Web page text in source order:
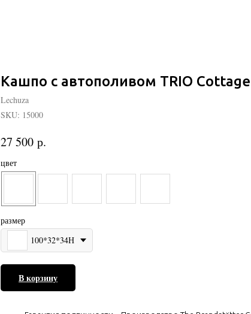
Кашпо с автополивом TRIO Cottage
Lechuza
SKU: 15000
27 500 р.
цвет
размер
100*32*34Н
В корзину